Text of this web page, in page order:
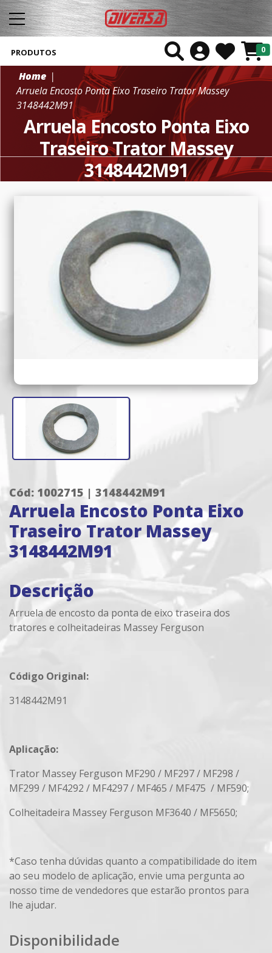
0
PRODUTOS
Home
Arruela Encosto Ponta Eixo Traseiro Trator Massey
3148442M91
Arruela Encosto Ponta Eixo
Traseiro Trator Massey
3148442M91
Cód: 1002715 | 3148442M91
Arruela Encosto Ponta Eixo
Traseiro Trator Massey
3148442M91
Descrição
Arruela de encosto da ponta de eixo traseira dos
tratores e colheitadeiras Massey Ferguson
Código Original:
3148442M91
Aplicação:
Trator Massey Ferguson MF290 / MF297 / MF298 /
MF299 / MF4292 / MF4297 / MF465 / MF475 / MF590;
Colheitadeira Massey Ferguson MF3640 / MF5650;
*Caso tenha dúvidas quanto a compatibilidade do item
ao seu modelo de aplicação, envie uma pergunta ao
nosso time de vendedores que estarão prontos para
lhe ajudar.
Disponibilidade